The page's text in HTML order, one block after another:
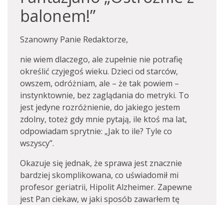
balonem!”
Szanowny Panie Redaktorze,
nie wiem dlaczego, ale zupełnie nie potrafię
określić czyjegoś wieku. Dzieci od starców,
owszem, odróżniam, ale – że tak powiem –
instynktownie, bez zaglądania do metryki. To
jest jedyne rozróżnienie, do jakiego jestem
zdolny, toteż gdy mnie pytają, ile ktoś ma lat,
odpowiadam sprytnie: „Jak to ile? Tyle co
wszyscy”.
Okazuje się jednak, że sprawa jest znacznie
bardziej skomplikowana, co uświadomił mi
profesor geriatrii, Hipolit Alzheimer. Zapewne
jest Pan ciekaw, w jaki sposób zawarłem tę